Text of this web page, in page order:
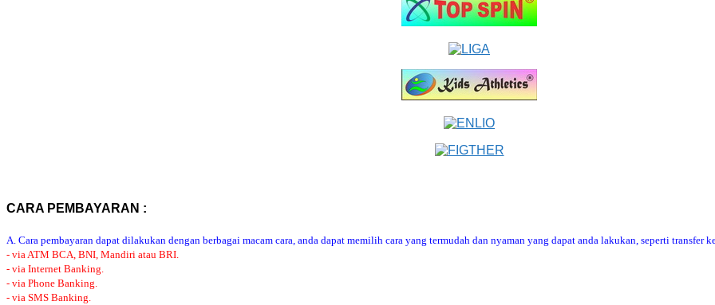
CARA PEMBAYARAN :
A. Cara pembayaran dapat dilakukan dengan berbagai macam cara, anda dapat memilih cara yang termudah dan nyaman yang dapat anda lakukan, seperti transfer
- via ATM BCA, BNI, Mandiri atau BRI.
- via Internet Banking.
- via Phone Banking.
- via SMS Banking.